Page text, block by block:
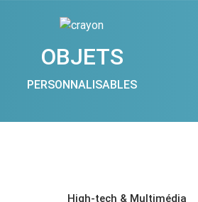
OBJETS
PERSONNALISABLES
High-tech & Multimédia